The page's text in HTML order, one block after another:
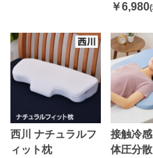
￥6,980
西川 ナチュラルフ
ィット枕
接触冷
体圧分